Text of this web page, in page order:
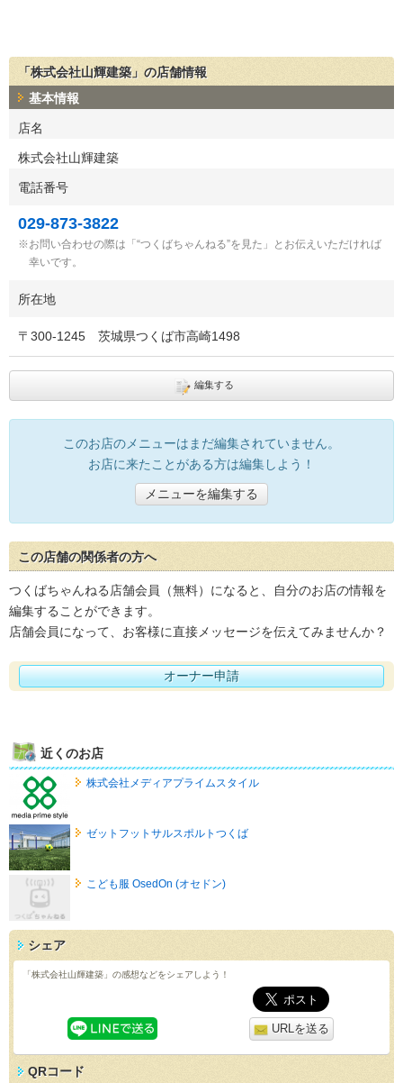
「株式会社山輝建築」の店舗情報
基本情報
店名
株式会社山輝建築
電話番号
029-873-3822
お問い合わせの際は「“つくばちゃんねる”を見た」とお伝えいただければ
幸いです。
所在地
〒 300-1245 茨城県つくば市高崎1498
編集する
このお店のメニューはまだ編集されていません。
お店に来たことがある方は編集しよう！
メニューを編集する
この店舗の関係者の方へ
つくばちゃんねる店舗会員（無料）になると、自分のお店の情報を
編集することができます。
店舗会員になって、お客様に直接メッセージを伝えてみませんか？
オーナー申請
近くのお店
株式会社メディアプライムスタイル
ゼットフットサルスポルトつくば
こども服 OsedOn (オセドン)
シェア
「株式会社山輝建築」の感想などをシェアしよう！
URLを送る
QRコード